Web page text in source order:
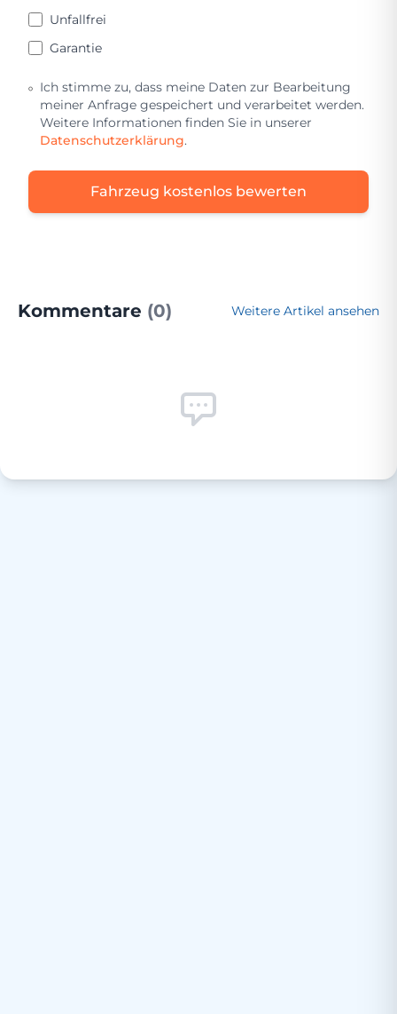
Unfallfrei
Garantie
Ich stimme zu, dass meine Daten zur Bearbeitung
meiner Anfrage gespeichert und verarbeitet werden.
Weitere Informationen finden Sie in unserer
Datenschutzerklärung.
Fahrzeug kostenlos bewerten
Kommentare (0) Weitere Artikel ansehen